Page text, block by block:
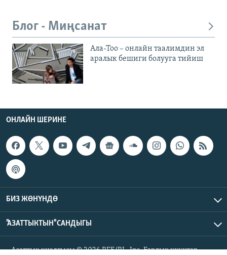
Блог - Миңсанат
Ала-Тоо – онлайн таалимдин эл
аралык бешиги болууга тийиш
ОНЛАЙН ШЕРИНЕ
БИЗ ЖӨНҮНДӨ
"АЗАТТЫКТЫН" САНДЫГЫ
Азаттык үналгысы © 2026 RFE/RL, Inc. Бардык укуктар